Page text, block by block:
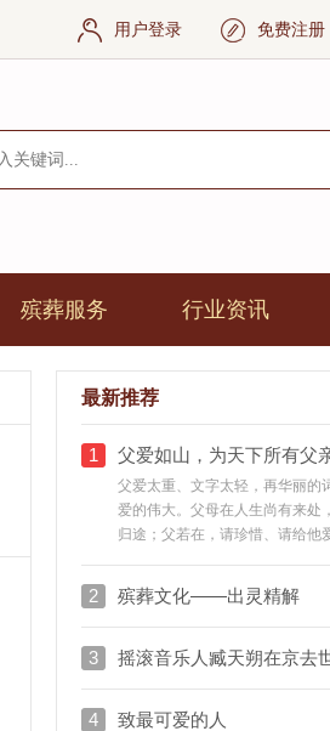
用户登录 免费注册
殡葬服务 行业资讯
最新推荐
1 父爱如山，为天下所有父
父爱太重、文字太轻，再华丽的
爱的伟大。父母在人生尚有来处
归途；父若在，请珍惜、请给他
2 殡葬文化——出灵精解
3 摇滚音乐人臧天朔在京去
4 致最可爱的人